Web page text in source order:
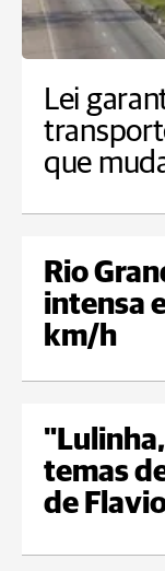
Lei
que
Rio
intensa
km/h
temas
de